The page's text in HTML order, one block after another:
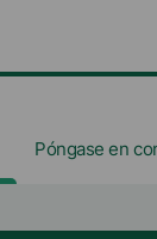
Póngase en